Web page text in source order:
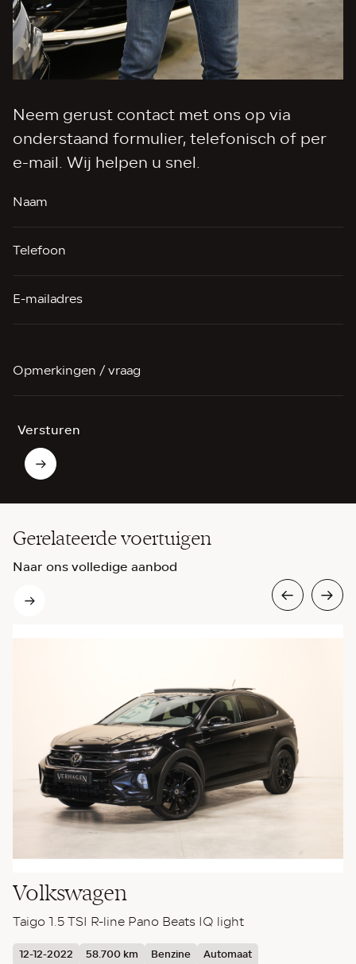
Neem gerust contact met ons op via
onderstaand formulier, telefonisch of per
e-mail. Wij helpen u snel.
Naam
Telefoon
E-mailadres
Opmerkingen / vraag
Versturen
Gerelateerde voertuigen
Naar ons volledige aanbod
Volkswagen
Taigo 1.5 TSI R-line Pano Beats IQ light
12-12-2022 58.700 km Benzine
Automaat